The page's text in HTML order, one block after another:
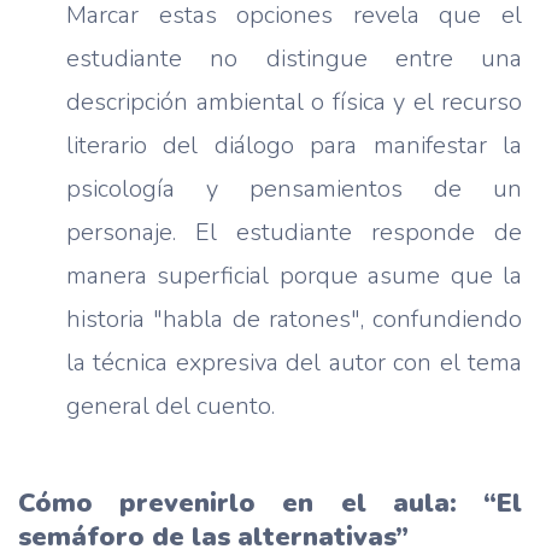
Marcar estas opciones revela que el
estudiante no distingue entre una
descripción ambiental o física y el recurso
literario del diálogo para manifestar la
psicología y pensamientos de un
personaje. El estudiante responde de
manera superficial porque asume que la
historia "habla de ratones", confundiendo
la técnica expresiva del autor con el tema
general del cuento.
Cómo prevenirlo en el aula: “El
semáforo de las alternativas”